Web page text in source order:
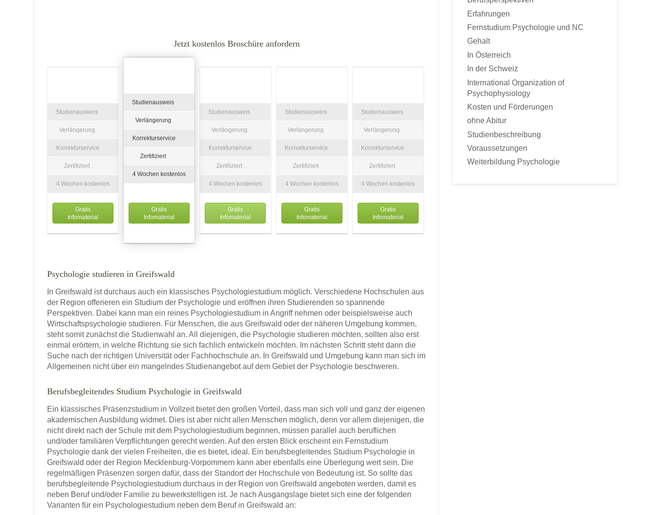
Jetzt kostenlos Broschüre anfordern
Studienausweis
Verlängerung
Korrekturservice
Zertifiziert
4 Wochen kostenlos
Gratis
Infomaterial
Studienausweis
Verlängerung
Korrekturservice
Zertifiziert
4 Wochen kostenlos
Gratis
Infomaterial
Studienausweis
Verlängerung
Korrekturservice
Zertifiziert
4 Wochen kostenlos
Gratis
Infomaterial
Studienausweis
Verlängerung
Korrekturservice
Zertifiziert
4 Wochen kostenlos
Gratis
Infomaterial
Studienausweis
Verlängerung
Korrekturservice
Zertifiziert
4 Wochen kostenlos
Gratis
Infomaterial
Psychologie studieren in Greifswald
In Greifswald ist durchaus auch ein klassisches Psychologiestudium möglich. Verschiedene Hochschulen aus
der Region offerieren ein Studium der Psychologie und eröffnen ihren Studierenden so spannende
Perspektiven. Dabei kann man ein reines Psychologiestudium in Angriff nehmen oder beispielsweise auch
Wirtschaftspsychologie studieren. Für Menschen, die aus Greifswald oder der näheren Umgebung kommen,
steht somit zunächst die Studienwahl an. All diejenigen, die Psychologie studieren möchten, sollten also erst
einmal erörtern, in welche Richtung sie sich fachlich entwickeln möchten. Im nächsten Schritt steht dann die
Suche nach der richtigen Universität oder Fachhochschule an. In Greifswald und Umgebung kann man sich im
Allgemeinen nicht über ein mangelndes Studienangebot auf dem Gebiet der Psychologie beschweren.
Berufsbegleitendes Studium Psychologie in Greifswald
Ein klassisches Präsenzstudium in Vollzeit bietet den großen Vorteil, dass man sich voll und ganz der eigenen
akademischen Ausbildung widmet. Dies ist aber nicht allen Menschen möglich, denn vor allem diejenigen, die
nicht direkt nach der Schule mit dem Psychologiestudium beginnen, müssen parallel auch beruflichen
und/oder familiären Verpflichtungen gerecht werden. Auf den ersten Blick erscheint ein Fernstudium
Psychologie dank der vielen Freiheiten, die es bietet, ideal. Ein berufsbegleitendes Studium Psychologie in
Greifswald oder der Region Mecklenburg-Vorpommern kann aber ebenfalls eine Überlegung wert sein. Die
regelmäßigen Präsenzen sorgen dafür, dass der Standort der Hochschule von Bedeutung ist. So sollte das
berufsbegleitende Psychologiestudium durchaus in der Region von Greifswald angeboten werden, damit es
neben Beruf und/oder Familie zu bewerkstelligen ist. Je nach Ausgangslage bietet sich eine der folgenden
Varianten für ein Psychologiestudium neben dem Beruf in Greifswald an:
Psychologie
Psychologischer Berater
Psychotherapie – Heilpraktiker
Rechtspsychologie
Sozialpsychologie
Soziologie
Sportpsychologie
Erfahrungen
Fernstudium Psychologie und NC
Gehalt
In Österreich
In der Schweiz
International Organization of
Psychophysiology
Kosten und Förderungen
ohne Abitur
Studienbeschreibung
Voraussetzungen
Weiterbildung Psychologie